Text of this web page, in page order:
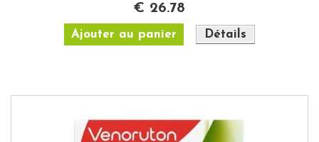
€ 26.78
Ajouter au panier Détails